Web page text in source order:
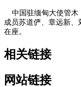
中国驻缅甸大使管木
成员苏道俨、章远新
在座。
相关链接
网站链接